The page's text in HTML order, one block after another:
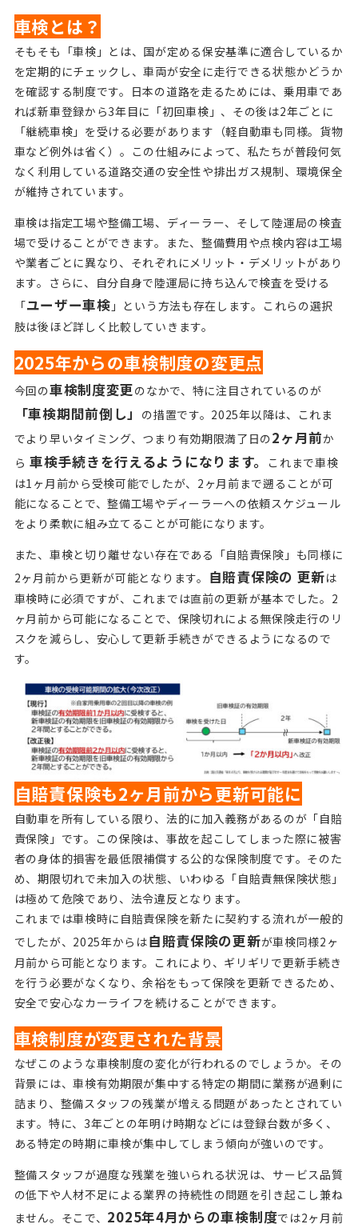
車検とは？
そもそも「車検」とは、国が定める保安基準に適合しているか
を定期的にチェックし、車両が安全に走行できる状態かどうか
を確認する制度です。日本の道路を走るためには、乗用車であ
れば新車登録から3年目に「初回車検」、その後は2年ごとに
「継続車検」を受ける必要があります（軽自動車も同様。貨物
車など例外は省く）。この仕組みによって、私たちが普段何気
なく利用している道路交通の安全性や排出ガス規制、環境保全
が維持されています。
車検は指定工場や整備工場、ディーラー、そして陸運局の検査
場で受けることができます。また、整備費用や点検内容は工場
や業者ごとに異なり、それぞれにメリット・デメリットがあり
ます。さらに、自分自身で陸運局に持ち込んで検査を受ける
「ユーザー車検 」という方法も存在します。これらの選択
肢は後ほど詳しく比較していきます。
2025年からの車検制度の変更点
今回の車検制度変更のなかで、特に注目されているのが
「車検期間前倒し」
の措置です。2025年以降は、これま
でより早いタイミング、つまり有効期限満了日の2ヶ月前か
ら 車検手続きを行えるようになります。
これまで車検
は1ヶ月前から受検可能でしたが、2ヶ月前まで遡ることが可
能になることで、整備工場やディーラーへの依頼スケジュール
をより柔軟に組み立てることが可能になります。
また、車検と切り離せない存在である「自賠責保険」も同様に
2ヶ月前から更新が可能となります。 自賠責保険の 更新は
車検時に必須ですが、これまでは直前の更新が基本でした。2
ヶ月前から可能になることで、保険切れによる無保険走行のリ
スクを減らし、安心して更新手続きができるようになるので
す。
自賠責保険も2ヶ月前から更新可能に
自動車を所有している限り、法的に加入義務があるのが「自賠
責保険」です。この保険は、事故を起こしてしまった際に被害
者の身体的損害を最低限補償する公的な保険制度です。そのた
め、期限切れで未加入の状態、いわゆる「自賠責無保険状態」
は極めて危険であり、法令違反となります。
これまでは車検時に自賠責保険を新たに契約する流れが一般的
でしたが、2025年からは自賠責保険の更新が車検同様2ヶ
月前から可能となります。これにより、ギリギリで更新手続き
を行う必要がなくなり、余裕をもって保険を更新できるため、
安全で安心なカーライフを続けることができます。
車検制度が変更された背景
なぜこのような車検制度の変化が行われるのでしょうか。その
背景には、車検有効期限が集中する特定の期間に業務が過剰に
詰まり、整備スタッフの残業が増える問題があったとされてい
ます。特に、3年ごとの年明け時期などには登録台数が多く、
ある特定の時期に車検が集中してしまう傾向が強いのです。
整備スタッフが過度な残業を強いられる状況は、サービス品質
の低下や人材不足による業界の持続性の問題を引き起こし兼ね
ません。そこで、 2025年4月からの車検制度では2ヶ月前